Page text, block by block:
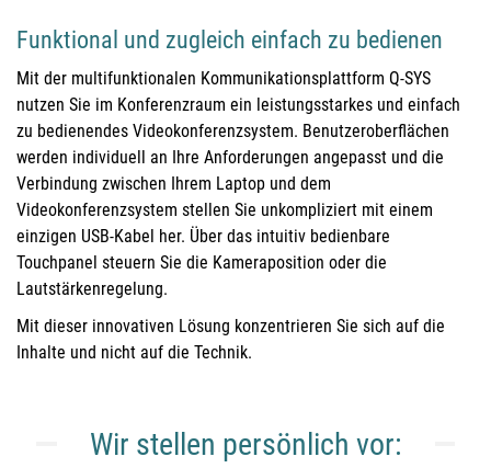
Funktional und zugleich einfach zu bedienen
Mit der multifunktionalen Kommunikationsplattform Q-SYS
nutzen Sie im Konferenzraum ein leistungsstarkes und einfach
zu bedienendes Videokonferenzsystem. Benutzeroberflächen
werden individuell an Ihre Anforderungen angepasst und die
Verbindung zwischen Ihrem Laptop und dem
Videokonferenzsystem stellen Sie unkompliziert mit einem
einzigen USB-Kabel her. Über das intuitiv bedienbare
Touchpanel steuern Sie die Kameraposition oder die
Lautstärkenregelung.
Mit dieser innovativen Lösung konzentrieren Sie sich auf die
Inhalte und nicht auf die Technik.
Wir stellen persönlich vor: